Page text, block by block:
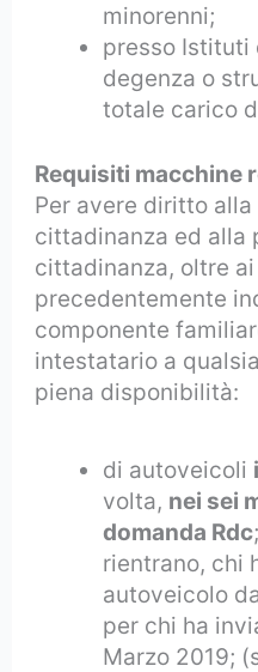
minorenni;
presso Istituti
degenza o
totale carico
Requisiti macchine
Per avere diritto
cittadinanza ed alla
cittadinanza, oltre
precedentemente
componente
intestatario a
piena disponibilità:
di autoveicoli
volta, nei sei
domanda Rdc
rientrano, chi
autoveicolo
per chi ha
Marzo 2019;